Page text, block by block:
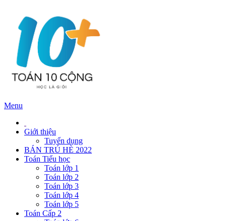
Menu
Giới thiệu
Tuyển dụng
BÁN TRÚ HÈ 2022
Toán Tiểu học
Toán lớp 1
Toán lớp 2
Toán lớp 3
Toán lớp 4
Toán lớp 5
Toán Cấp 2